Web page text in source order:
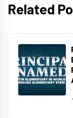
Related